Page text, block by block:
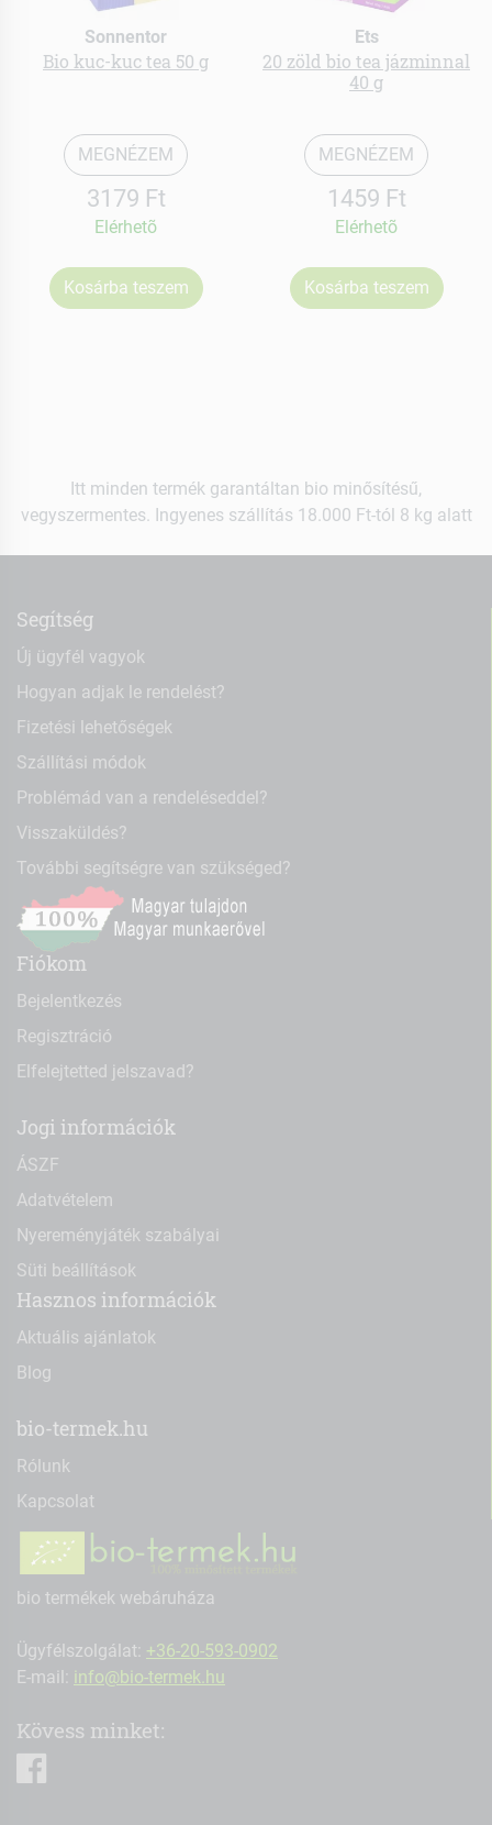
Sonnentor
Bio kuc-kuc tea 50 g
MEGNÉZEM
3179 Ft
Elérhetõ
Kosárba teszem
Ets
20 zöld bio tea jázminnal
40 g
MEGNÉZEM
1459 Ft
Elérhetõ
Kosárba teszem
Itt minden termék garantáltan bio minősítésű,
vegyszermentes. Ingyenes szállítás 18.000 Ft-tól 8 kg alatt
Segítség
Új ügyfél vagyok
Hogyan adjak le rendelést?
Fizetési lehetőségek
Szállítási módok
Problémád van a rendeléseddel?
Visszaküldés?
További segítségre van szükséged?
Fiókom
Bejelentkezés
Regisztráció
Elfelejtetted jelszavad?
Jogi információk
ÁSZF
Adatvételem
Nyereményjáték szabályai
Süti beállítások
Hasznos információk
Aktuális ajánlatok
Blog
bio-termek.hu
Rólunk
Kapcsolat
bio termékek webáruháza
Ügyfélszolgálat: +36-20-593-0902
E-mail: info@bio-termek.hu
Kövess minket: